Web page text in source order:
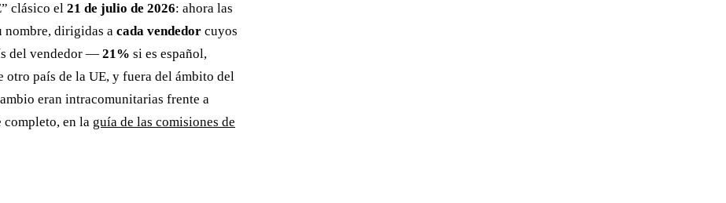
clásico el 21 de julio de 2026: ahora las
nombre, dirigidas a cada vendedor cuyos
del vendedor — 21% si es español,
otro país de la UE, y fuera del ámbito del
eran intracomunitarias frente a
en la guía de las comisiones de